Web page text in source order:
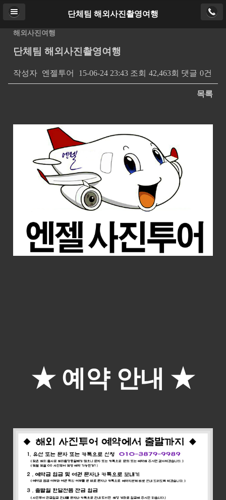
단체팀 해외사진촬영여행
해외사진여행
단체팀 해외사진촬영여행
작성자 엔젤투어 15-06-24 23:43 조회 42,463회 댓글 0건
목록
★ 예약 안내 ★
로그인
Copyright ⓒhttp://ajtour.kr